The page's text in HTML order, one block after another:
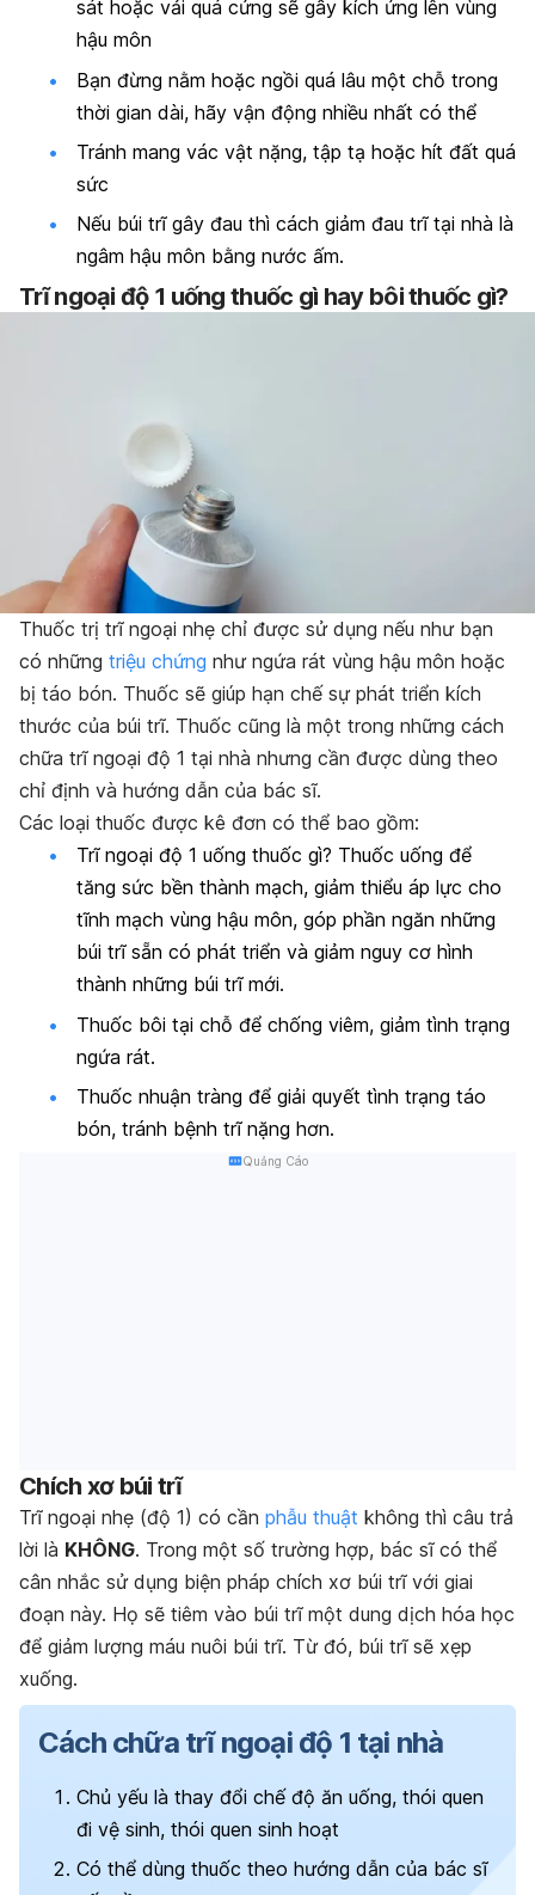
sát hoặc vải quá cứng sẽ gây kích ứng lên vùng
hậu môn
Bạn đừng nằm hoặc ngồi quá lâu một chỗ trong
thời gian dài, hãy vận động nhiều nhất có thể
Tránh mang vác vật nặng, tập tạ hoặc hít đất quá
sức
Nếu búi trĩ gây đau thì cách giảm đau trĩ tại nhà là
ngâm hậu môn bằng nước ấm.
Trĩ ngoại độ 1 uống thuốc gì hay bôi thuốc gì?
Thuốc trị trĩ ngoại nhẹ chỉ được sử dụng nếu như bạn
có những triệu chứng như ngứa rát vùng hậu môn hoặc
bị táo bón. Thuốc sẽ giúp hạn chế sự phát triển kích
thước của búi trĩ. Thuốc cũng là một trong những cách
chữa trĩ ngoại độ 1 tại nhà nhưng cần được dùng theo
chỉ định và hướng dẫn của bác sĩ.
Các loại thuốc được kê đơn có thể bao gồm:
Trĩ ngoại độ 1 uống thuốc gì? Thuốc uống để
tăng sức bền thành mạch, giảm thiểu áp lực cho
tĩnh mạch vùng hậu môn, góp phần ngăn những
búi trĩ sẵn có phát triển và giảm nguy cơ hình
thành những búi trĩ mới.
Thuốc bôi tại chỗ để chống viêm, giảm tình trạng
ngứa rát.
Thuốc nhuận tràng để giải quyết tình trạng táo
bón, tránh bệnh trĩ nặng hơn.
Quảng Cáo
Chích xơ búi trĩ
Trĩ ngoại nhẹ (độ 1) có cần phẫu thuật không thì câu trả
lời là KHÔNG. Trong một số trường hợp, bác sĩ có thể
cân nhắc sử dụng biện pháp chích xơ búi trĩ với giai
đoạn này. Họ sẽ tiêm vào búi trĩ một dung dịch hóa học
để giảm lượng máu nuôi búi trĩ. Từ đó, búi trĩ sẽ xẹp
xuống.
Cách chữa trĩ ngoại độ 1 tại nhà
Chủ yếu là thay đổi chế độ ăn uống, thói quen
đi vệ sinh, thói quen sinh hoạt
Có thể dùng thuốc theo hướng dẫn của bác sĩ